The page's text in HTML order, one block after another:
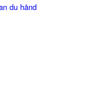
du hånd